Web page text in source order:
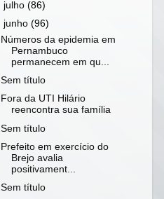
julho(86)
junho(96)
Números da epidemia em
Pernambuco
permanecem em qu...
Sem título
Fora da UTI Hilário
reencontra sua família
Sem título
Prefeito em exercício do
Brejo avalia
positivament...
Sem título